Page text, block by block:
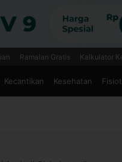
Ramalan Gratis Kalkulator
Kecantikan Kesehatan